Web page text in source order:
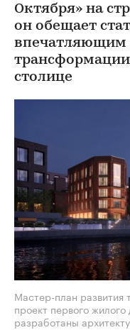
Октября» на
он обещает
впечатляющим
столице
Мастер-план развития
проект первого
разработаны